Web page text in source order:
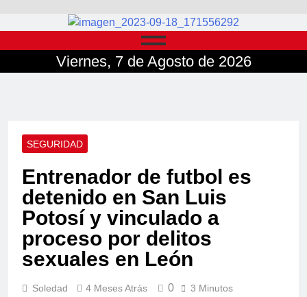
Viernes, 7 de Agosto de 2026
SEGURIDAD
Entrenador de futbol es
detenido en San Luis
Potosí y vinculado a
proceso por delitos
sexuales en León
Soledad 4 Meses Atrás 0 3 Minutos